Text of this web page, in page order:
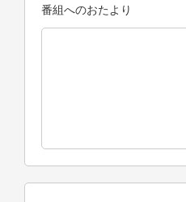
番組へのおたより